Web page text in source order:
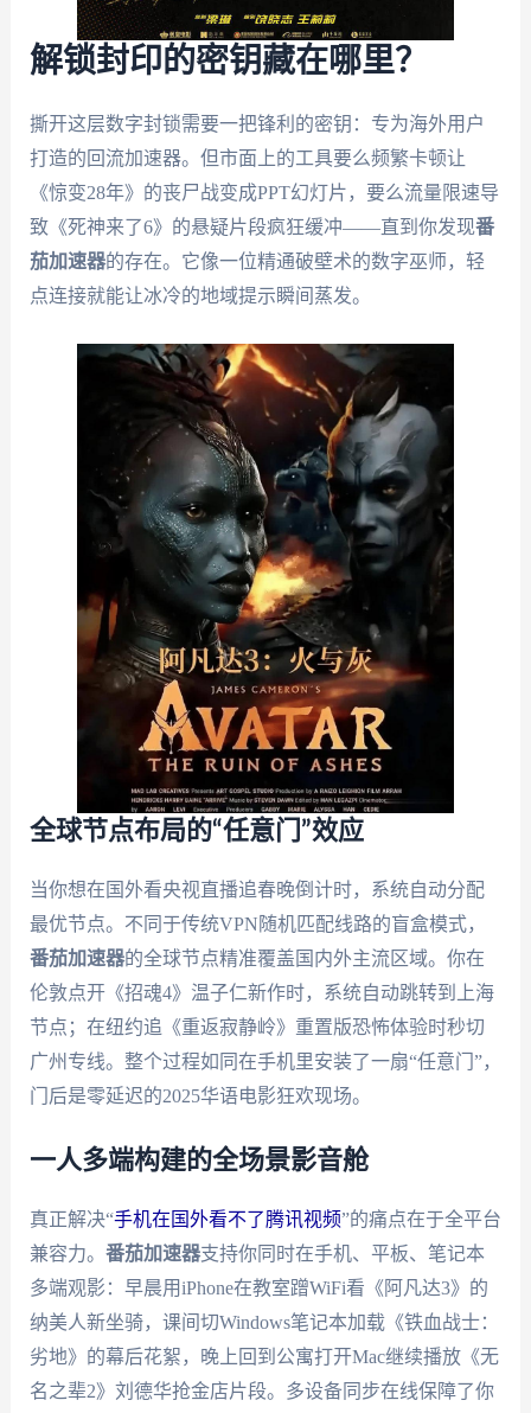
解锁封印的密钥藏在哪里？
撕开这层数字封锁需要一把锋利的密钥：专为海外用户
打造的回流加速器。但市面上的工具要么频繁卡顿让
《惊变28年》的丧尸战变成PPT幻灯片，要么流量限速导
致《死神来了6》的悬疑片段疯狂缓冲——直到你发现番
茄加速器的存在。它像一位精通破壁术的数字巫师，轻
点连接就能让冰冷的地域提示瞬间蒸发。
全球节点布局的“任意门”效应
当你想在国外看央视直播追春晚倒计时，系统自动分配
最优节点。不同于传统VPN随机匹配线路的盲盒模式，
番茄加速器的全球节点精准覆盖国内外主流区域。你在
伦敦点开《招魂4》温子仁新作时，系统自动跳转到上海
节点；在纽约追《重返寂静岭》重置版恐怖体验时秒切
广州专线。整个过程如同在手机里安装了一扇“任意门”，
门后是零延迟的2025华语电影狂欢现场。
一人多端构建的全场景影音舱
真正解决“手机在国外看不了腾讯视频”的痛点在于全平台
兼容力。 番茄加速器支持你同时在手机、平板、笔记本
多端观影：早晨用iPhone在教室蹭WiFi看《阿凡达3》的
纳美人新坐骑，课间切Windows笔记本加载《铁血战士：
劣地》的幕后花絮，晚上回到公寓打开Mac继续播放《无
名之辈2》刘德华抢金店片段。多设备同步在线保障了你